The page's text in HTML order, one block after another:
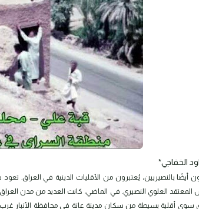
الخفاجي*
أيضًا بالنصيريين، يُعتبرون من الأقليات الدينية في العراق.
المعتقد العلوي النصيري. في الماضي، كانت العديد من مدن
سوى أقلية بسيطة من سكان مدينة عانة في محافظة الأنبار